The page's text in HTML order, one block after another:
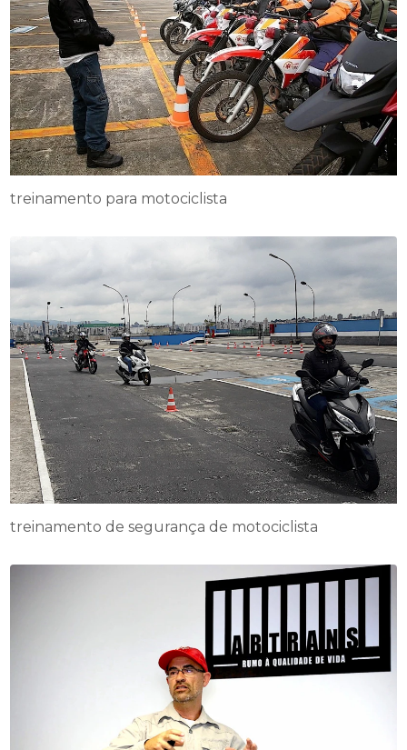
treinamento para motociclista
treinamento de segurança de motociclista